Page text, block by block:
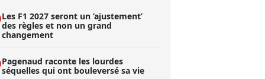
Les F1 2027 seront un ’ajustement’
des règles et non un grand
changement
Pagenaud raconte les lourdes
séquelles qui ont bouleversé sa vie